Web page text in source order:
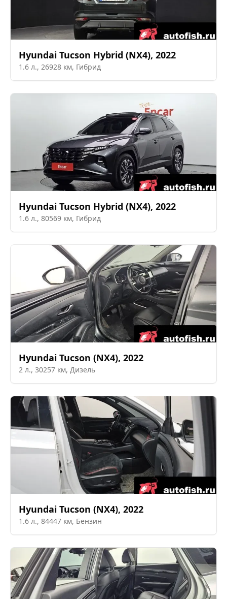
Hyundai Tucson Hybrid (NX4), 2022
1.6 л., 26928 км, Гибрид
Hyundai Tucson Hybrid (NX4), 2022
1.6 л., 80569 км, Гибрид
Hyundai Tucson (NX4), 2022
2 л., 30257 км, Дизель
Hyundai Tucson (NX4), 2022
1.6 л., 84447 км, Бензин